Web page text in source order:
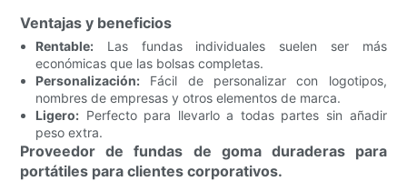
Ventajas y beneficios
Rentable: Las fundas individuales suelen ser más
económicas que las bolsas completas.
Personalización: Fácil de personalizar con logotipos,
nombres de empresas y otros elementos de marca.
Ligero: Perfecto para llevarlo a todas partes sin añadir
peso extra.
Proveedor de fundas de goma duraderas para
portátiles para clientes corporativos.